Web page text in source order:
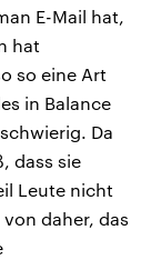
E-Mail hat,
hat
so eine Art
in Balance
Da
dass sie
Leute nicht
daher, das